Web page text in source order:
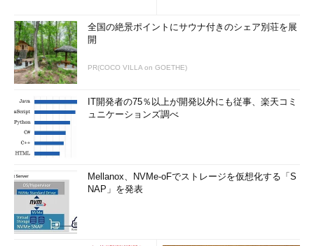
全国の絶景ポイントにサウナ付きのシェア別荘を展
開
PR(COCO VILLA on GOETHE)
IT開発者の75％以上が開発以外にも従事、楽天コミ
ュニケーションズ調べ
Mellanox、NVMe-oFでストレージを仮想化する「S
NAP」を発表